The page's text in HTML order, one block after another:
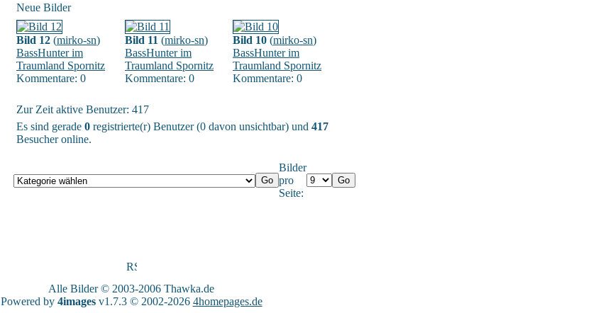
Neue Bilder
Bild 12 (mirko-sn)
BassHunter im
Traumland Spornitz
Kommentare: 0
Bild 11 (mirko-sn)
BassHunter im
Traumland Spornitz
Kommentare: 0
Bild 10 (mirko-sn)
BassHunter im
Traumland Spornitz
Kommentare: 0
Zur Zeit aktive Benutzer: 417
Es sind gerade 0 registrierte(r) Benutzer (0 davon unsichtbar) und 417
Besucher online.
Bilder
pro
Seite:
Alle Bilder © 2003-2006 Thawka.de
Powered by 4imagesv1.7.3 © 2002-2026 4homepages.de